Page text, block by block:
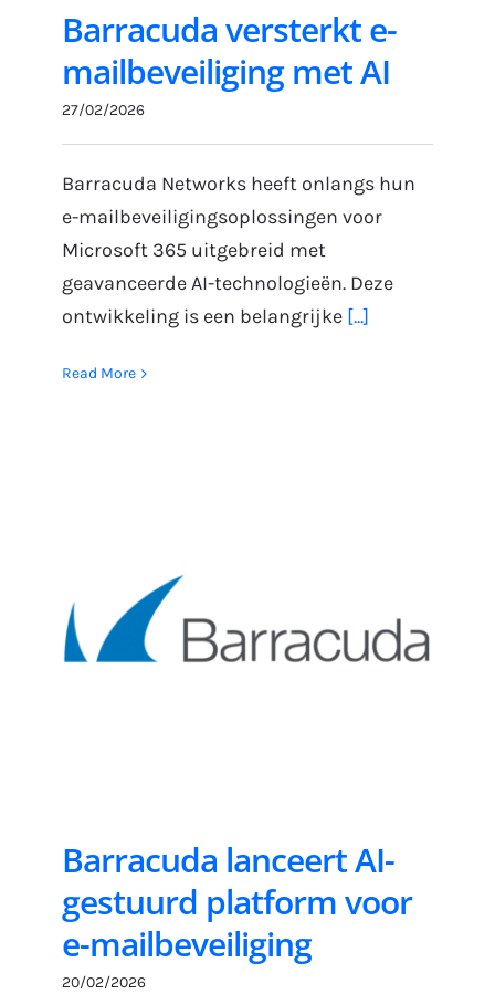
Barracuda versterkt e-
mailbeveiliging met AI
27/02/2026
Barracuda Networks heeft onlangs hun
e-mailbeveiligingsoplossingen voor
Microsoft 365 uitgebreid met
geavanceerde AI-technologieën. Deze
ontwikkeling is een belangrijke [...]
Read More
Barracuda lanceert AI-
gestuurd platform voor
e-mailbeveiliging
20/02/2026